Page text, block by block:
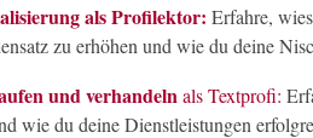
als Profilektor: Erfahre,
zu erhöhen und wie du deine
und verhandeln als Textprofi:
wie du deine Dienstleistungen